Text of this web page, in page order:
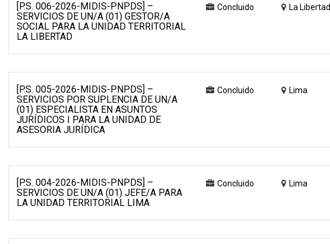
[P.S. 006-2026-MIDIS-PNPDS] –
SERVICIOS DE UN/A (01) GESTOR/A
SOCIAL PARA LA UNIDAD TERRITORIAL
LA LIBERTAD
Concluido La Libertad
[P.S. 005-2026-MIDIS-PNPDS] –
SERVICIOS POR SUPLENCIA DE UN/A
(01) ESPECIALISTA EN ASUNTOS
JURÍDICOS I PARA LA UNIDAD DE
ASESORIA JURÍDICA
Concluido Lima
[P.S. 004-2026-MIDIS-PNPDS] –
SERVICIOS DE UN/A (01) JEFE/A PARA
LA UNIDAD TERRITORIAL LIMA
Concluido Lima